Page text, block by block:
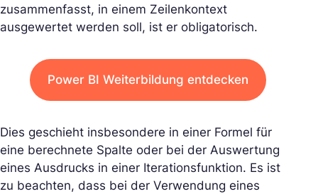
zusammenfasst, in einem Zeilenkontext
ausgewertet werden soll, ist er obligatorisch.
Power BI Weiterbildung entdecken
Dies geschieht insbesondere in einer Formel für
eine berechnete Spalte oder bei der Auswertung
eines Ausdrucks in einer Iterationsfunktion. Es ist
zu beachten, dass bei der Verwendung eines